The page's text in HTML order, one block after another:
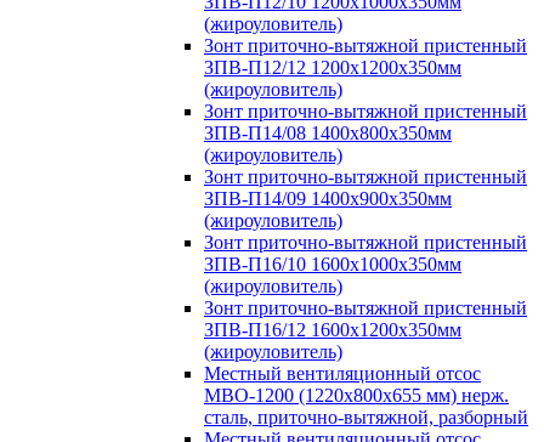
(жироуловитель)
Зонт приточно-вытяжной пристенный
ЗПВ-П12/12 1200х1200х350мм
(жироуловитель)
Зонт приточно-вытяжной пристенный
ЗПВ-П14/08 1400х800х350мм
(жироуловитель)
Зонт приточно-вытяжной пристенный
ЗПВ-П14/09 1400х900х350мм
(жироуловитель)
Зонт приточно-вытяжной пристенный
ЗПВ-П16/10 1600х1000х350мм
(жироуловитель)
Зонт приточно-вытяжной пристенный
ЗПВ-П16/12 1600х1200х350мм
(жироуловитель)
Местный вентиляционный отсос
МВО-1200 (1220х800х655 мм) нерж.
сталь, приточно-вытяжной, разборный